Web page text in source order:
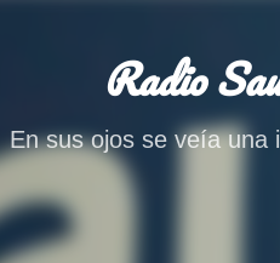
Radio
En sus ojos se veía una